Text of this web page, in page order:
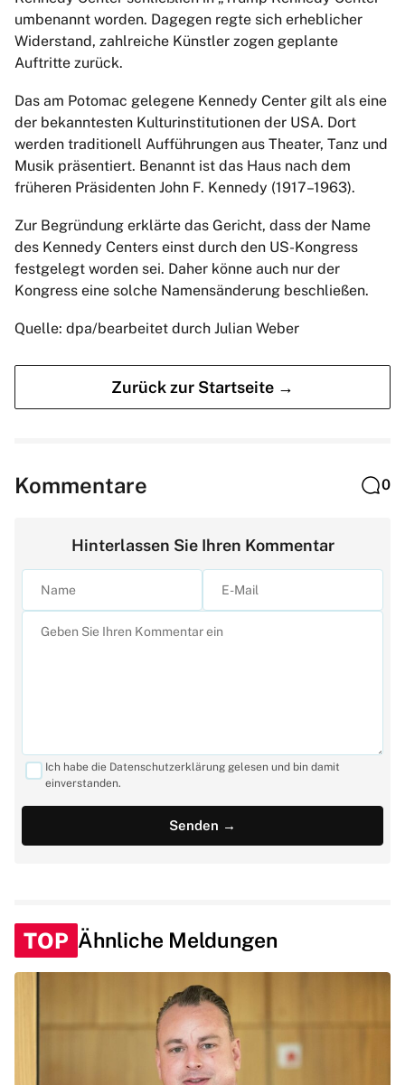
umbenannt worden. Dagegen regte sich erheblicher
Widerstand, zahlreiche Künstler zogen geplante
Auftritte zurück.
Das am Potomac gelegene Kennedy Center gilt als eine
der bekanntesten Kulturinstitutionen der USA. Dort
werden traditionell Aufführungen aus Theater, Tanz und
Musik präsentiert. Benannt ist das Haus nach dem
früheren Präsidenten John F. Kennedy (1917–1963).
Zur Begründung erklärte das Gericht, dass der Name
des Kennedy Centers einst durch den US-Kongress
festgelegt worden sei. Daher könne auch nur der
Kongress eine solche Namensänderung beschließen.
Quelle: dpa/bearbeitet durch Julian Weber
Zurück zur Startseite →
Kommentare 0
Hinterlassen Sie Ihren Kommentar
Ich habe die Datenschutzerklärung gelesen und bin damit
einverstanden.
TOP Ähnliche Meldungen